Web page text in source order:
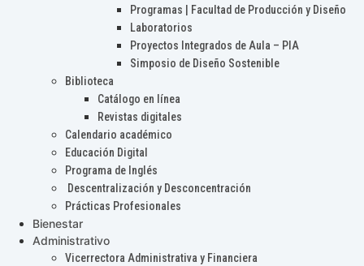
Programas | Facultad de Producción y Diseño
Laboratorios
Proyectos Integrados de Aula – PIA
Simposio de Diseño Sostenible
Biblioteca
Catálogo en línea
Revistas digitales
Calendario académico
Educación Digital
Programa de Inglés
Descentralización y Desconcentración
Prácticas Profesionales
Bienestar
Administrativo
Vicerrectora Administrativa y Financiera